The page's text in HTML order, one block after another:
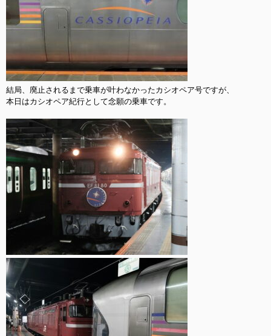
結局、廃止されるまで乗車が叶わなかったカシオペア号ですが、
本日はカシオペア紀行として念願の乗車です。